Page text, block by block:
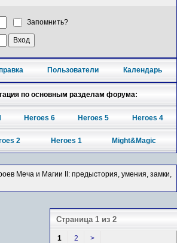
Запомнить?
Пользователи Календарь
по основным разделам форума:
Heroes 6 Heroes 5 Heroes 4
2 Heroes 1 Might&Magic
Меча и Магии II: предыстория, умения, замки,
Страница 1 из 2
1 2 >